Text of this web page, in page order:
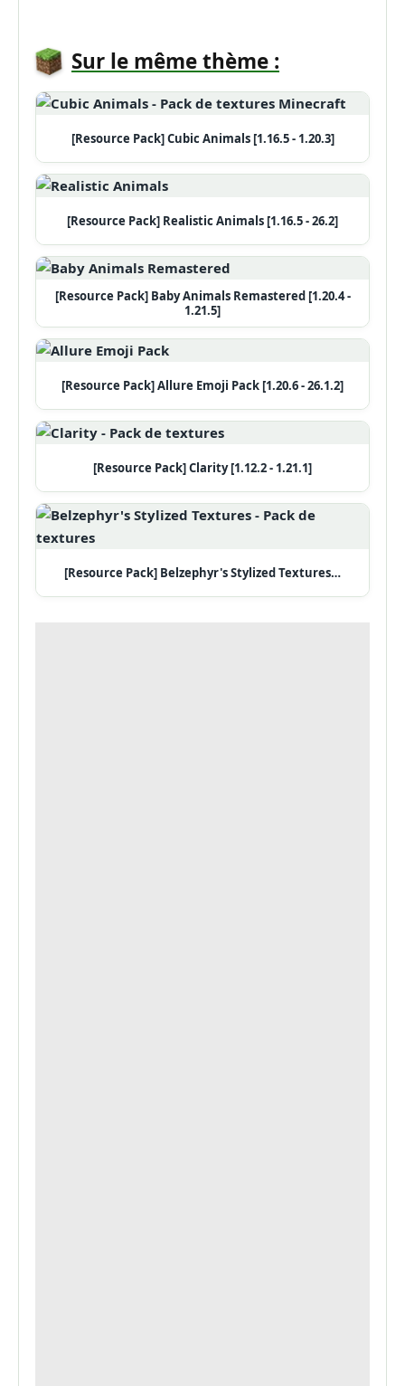
Sur le même thème :
[Resource Pack] Cubic Animals [1.16.5 - 1.20.3]
[Resource Pack] Realistic Animals [1.16.5 - 26.2]
[Resource Pack] Baby Animals Remastered [1.20.4 -
1.21.5]
[Resource Pack] Allure Emoji Pack [1.20.6 - 26.1.2]
[Resource Pack] Clarity [1.12.2 - 1.21.1]
[Resource Pack] Belzephyr's Stylized Textures…